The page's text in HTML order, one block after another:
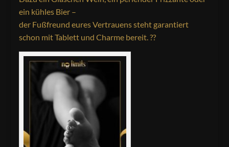
ein kühles Bier –
der Fußfreund eures Vertrauens steht garantiert
schon mit Tablett und Charme bereit. ??